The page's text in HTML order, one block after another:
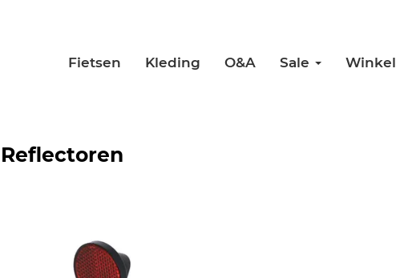
Fietsen Kleding O&A Sale Winkel
Reflectoren